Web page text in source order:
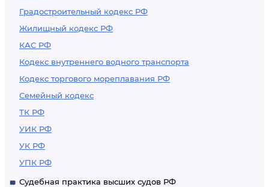
Градостроительный кодекс РФ
Жилищный кодекс РФ
КАС РФ
Кодекс внутреннего водного транспорта
Кодекс торгового мореплавания РФ
Семейный кодекс
ТК РФ
УИК РФ
УК РФ
УПК РФ
Судебная практика высших судов РФ